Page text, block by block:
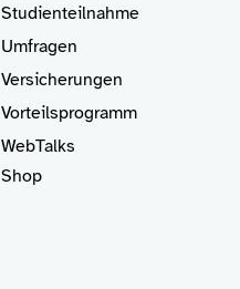
Studienteilnahme
Umfragen
Versicherungen
Vorteilsprogramm
WebTalks
Shop